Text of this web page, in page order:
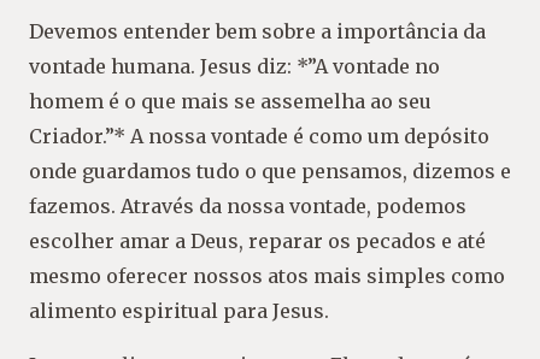
Devemos entender bem sobre a importância da
vontade humana. Jesus diz: *”A vontade no
homem é o que mais se assemelha ao seu
Criador.”* A nossa vontade é como um depósito
onde guardamos tudo o que pensamos, dizemos e
fazemos. Através da nossa vontade, podemos
escolher amar a Deus, reparar os pecados e até
mesmo oferecer nossos atos mais simples como
alimento espiritual para Jesus.